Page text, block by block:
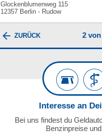
Glockenblumenweg 115
12357 Berlin - Rudow
ZURÜCK 2 von
Interesse an
Bei uns findest du
Benzinpreise